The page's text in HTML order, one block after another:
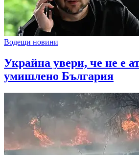
Водещи новини
Украйна увери, че не е
умишлено България